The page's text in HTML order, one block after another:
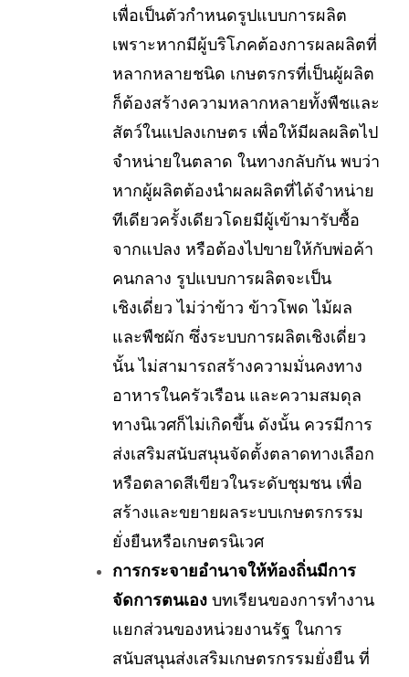
เพื่อเป็นตัวกำหนดรูปแบบการผลิต
เพราะหากมีผู้บริโภคต้องการผลผลิตที่
หลากหลายชนิด เกษตรกรที่เป็นผู้ผลิต
ก็ต้องสร้างความหลากหลายทั้งพืชและ
สัตว์ในแปลงเกษตร เพื่อให้มีผลผลิตไป
จำหน่ายในตลาด ในทางกลับกัน พบว่า
หากผู้ผลิตต้องนำผลผลิตที่ได้จำหน่าย
ทีเดียวครั้งเดียวโดยมีผู้เข้ามารับซื้อ
จากแปลง หรือต้องไปขายให้กับพ่อค้า
คนกลาง รูปแบบการผลิตจะเป็น
เชิงเดี่ยว ไม่ว่าข้าว ข้าวโพด ไม้ผล
และพืชผัก ซึ่งระบบการผลิตเชิงเดี่ยว
นั้น ไม่สามารถสร้างความมั่นคงทาง
อาหารในครัวเรือน และความสมดุล
ทางนิเวศก็ไม่เกิดขึ้น ดังนั้น ควรมีการ
ส่งเสริมสนับสนุนจัดตั้งตลาดทางเลือก
หรือตลาดสีเขียวในระดับชุมชน เพื่อ
สร้างและขยายผลระบบเกษตรกรรม
ยั่งยืนหรือเกษตรนิเวศ
การกระจายอำนาจให้ท้องถิ่นมีการ
จัดการตนเอง บทเรียนของการทำงาน
แยกส่วนของหน่วยงานรัฐ ในการ
สนับสนุนส่งเสริมเกษตรกรรมยั่งยืน ที่